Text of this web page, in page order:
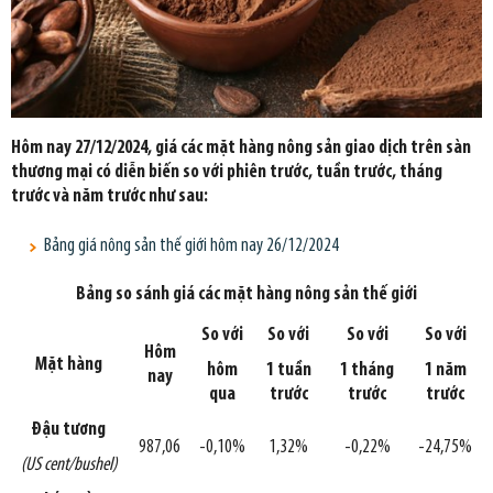
Hôm nay 27/12/2024, giá các mặt hàng nông sản giao dịch trên sàn
thương mại có diễn biến so với phiên trước, tuần trước, tháng
trước và năm trước như sau:
Bảng giá nông sản thế giới hôm nay 26/12/2024
Bảng so sánh giá các mặt hàng nông sản thế giới
Mặt hàng
Hôm
nay
So với
hôm
qua
So với
1 tuần
trước
So với
1 tháng
trước
So với
1 năm
trước
Đậu tương
(US cent/bushel)
987,06 -0,10% 1,32% -0,22% -24,75%